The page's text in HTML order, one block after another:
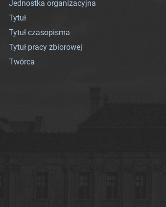
Jednostka organizacyjna
Tytuł
Tytuł czasopisma
Tytuł pracy zbiorowej
Twórca